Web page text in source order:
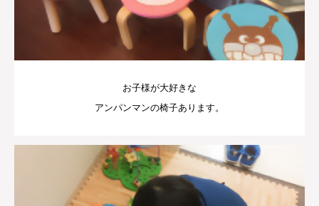
お子様が大好きな
アンパンマンの椅子あります。